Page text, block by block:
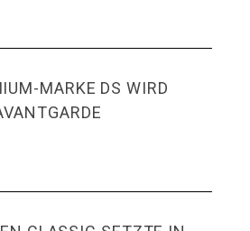
MARKE DS WIRD